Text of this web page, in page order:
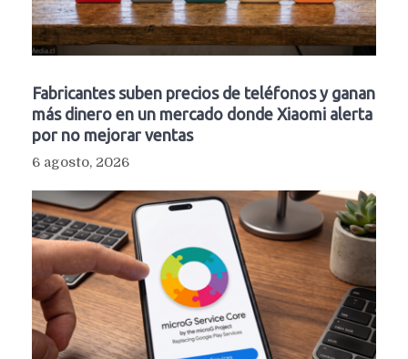
Fabricantes suben precios de teléfonos y ganan
más dinero en un mercado donde Xiaomi alerta
por no mejorar ventas
6 agosto, 2026